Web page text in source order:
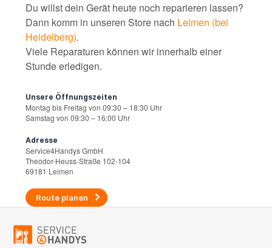
Du willst dein Gerät heute noch reparieren lassen?
Dann komm in unseren Store nach Leimen (bei
Heidelberg).
Viele Reparaturen können wir innerhalb einer
Stunde erledigen.
Unsere Öffnungszeiten
Montag bis Freitag von 09:30 – 18:30 Uhr
Samstag von 09:30 – 16:00 Uhr
Adresse
Service4Handys GmbH
Theodor-Heuss-Straße 102-104
69181 Leimen
Route planen